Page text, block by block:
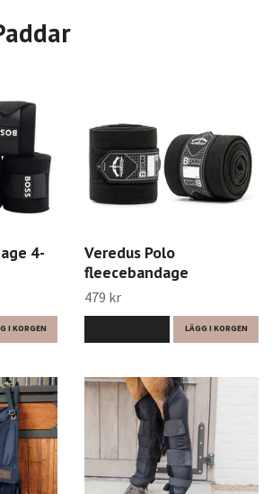
4-
I KORGEN
Veredus Polo
fleecebandage
479 kr
LÄGG I KORGEN